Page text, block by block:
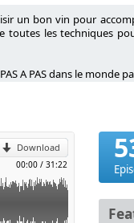
un bon vin pour
toutes les techniques
A PAS dans le monde
d’Oenologie And More),
nom (podcast n°1 en
pour se former au vin),
à distance du
innovant pour
devenir un meilleur
Download
00:00 / 31:22
moins
qui